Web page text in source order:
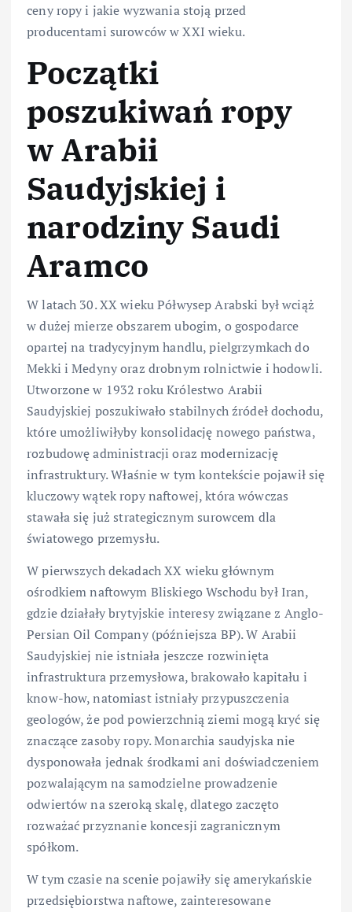
ceny ropy i jakie wyzwania stoją przed
producentami surowców w XXI wieku.
Początki
poszukiwań ropy
w Arabii
Saudyjskiej i
narodziny Saudi
Aramco
W latach 30. XX wieku Półwysep Arabski był wciąż
w dużej mierze obszarem ubogim, o gospodarce
opartej na tradycyjnym handlu, pielgrzymkach do
Mekki i Medyny oraz drobnym rolnictwie i hodowli.
Utworzone w 1932 roku Królestwo Arabii
Saudyjskiej poszukiwało stabilnych źródeł dochodu,
które umożliwiłyby konsolidację nowego państwa,
rozbudowę administracji oraz modernizację
infrastruktury. Właśnie w tym kontekście pojawił się
kluczowy wątek ropy naftowej, która wówczas
stawała się już strategicznym surowcem dla
światowego przemysłu.
W pierwszych dekadach XX wieku głównym
ośrodkiem naftowym Bliskiego Wschodu był Iran,
gdzie działały brytyjskie interesy związane z Anglo-
Persian Oil Company (późniejsza BP). W Arabii
Saudyjskiej nie istniała jeszcze rozwinięta
infrastruktura przemysłowa, brakowało kapitału i
know-how, natomiast istniały przypuszczenia
geologów, że pod powierzchnią ziemi mogą kryć się
znaczące zasoby ropy. Monarchia saudyjska nie
dysponowała jednak środkami ani doświadczeniem
pozwalającym na samodzielne prowadzenie
odwiertów na szeroką skalę, dlatego zaczęto
rozważać przyznanie koncesji zagranicznym
spółkom.
W tym czasie na scenie pojawiły się amerykańskie
przedsiębiorstwa naftowe, zainteresowane